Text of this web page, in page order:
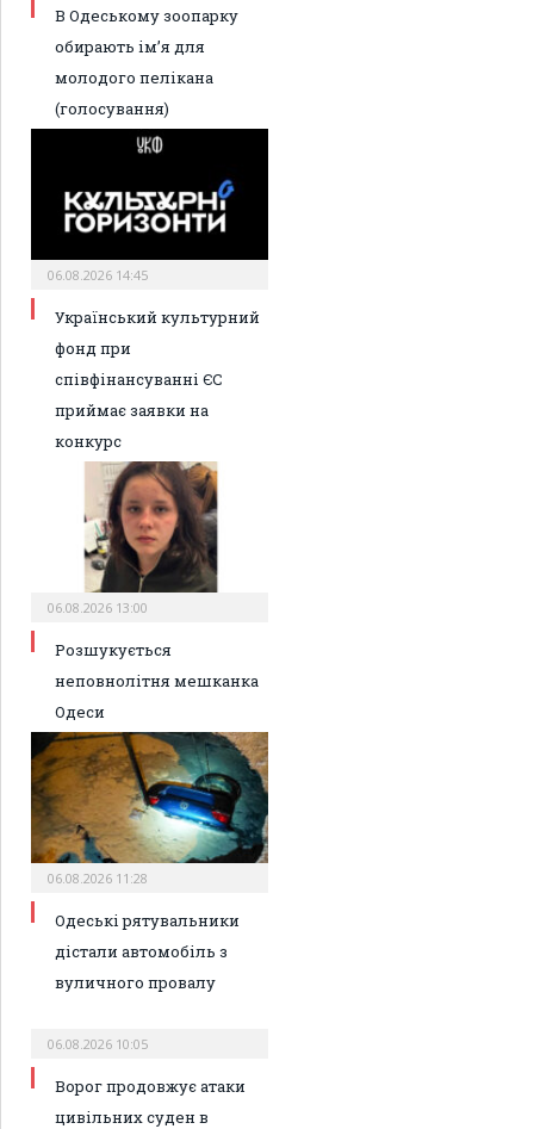
В Одеському зоопарку
обирають ім’я для
молодого пелікана
(голосування)
06.08.2026 14:45
Український культурний
фонд при
співфінансуванні ЄС
приймає заявки на
конкурс
06.08.2026 13:00
Розшукується
неповнолітня мешканка
Одеси
06.08.2026 11:28
Одеські рятувальники
дістали автомобіль з
вуличного провалу
06.08.2026 10:05
Ворог продовжує атаки
цивільних суден в